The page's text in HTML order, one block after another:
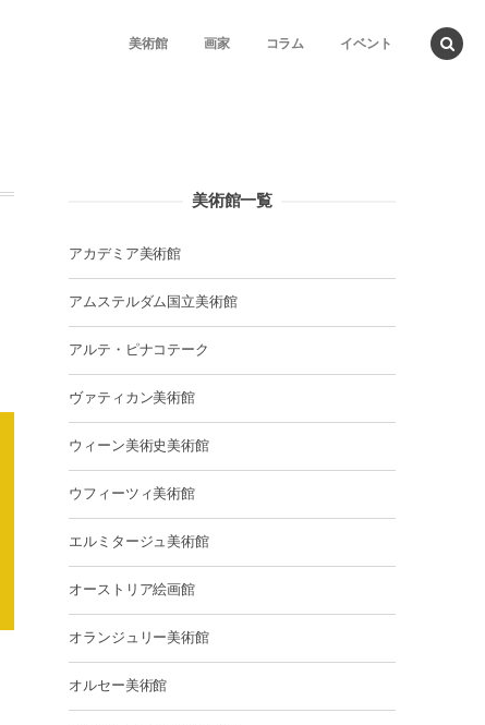
美術館 画家 コラム イベント
美術館一覧
アカデミア美術館
アムステルダム国立美術館
アルテ・ピナコテーク
ヴァティカン美術館
ウィーン美術史美術館
ウフィーツィ美術館
エルミタージュ美術館
オーストリア絵画館
オランジュリー美術館
オルセー美術館